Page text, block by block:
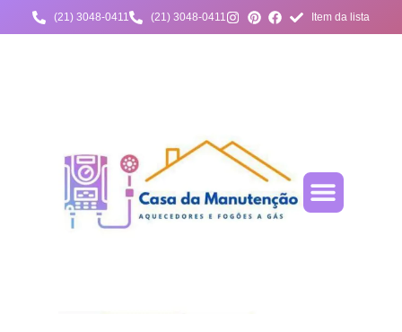
(21) 3048-0411 (21) 3048-0411 Item da lista